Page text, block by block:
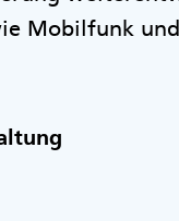
Mobilfunk und